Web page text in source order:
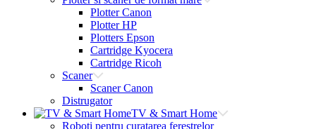
Plotter Canon
Plotter HP
Plotters Epson
Cartridge Kyocera
Cartridge Ricoh
Scaner
Scaner Canon
Distrugator
TV & Smart Home
Roboti pentru curatarea ferestrelor